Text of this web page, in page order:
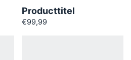
Producttitel
€99,99